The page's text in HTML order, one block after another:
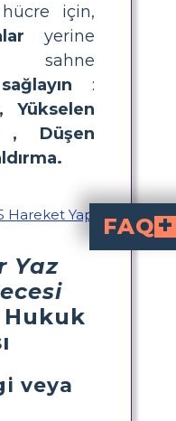
için,
yerine
sahne
:
Yükselen
, Düşen
Yaz
Hukuk
veya
FAQ